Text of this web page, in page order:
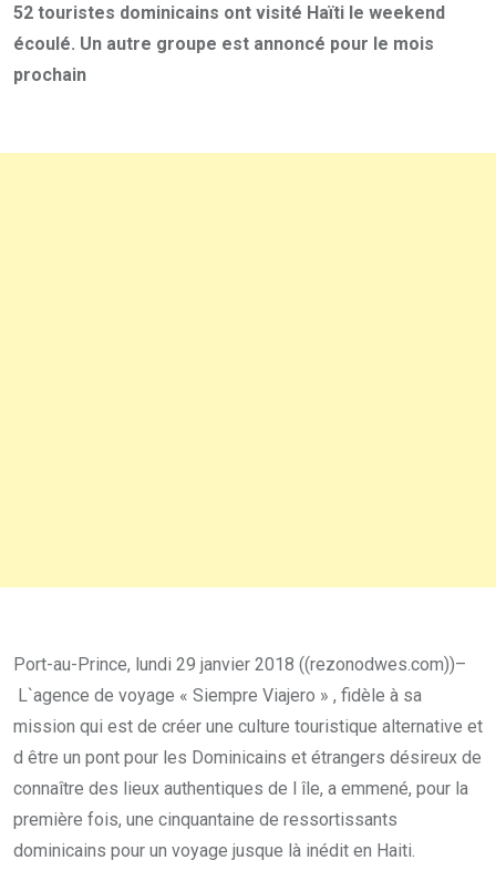
52 touristes dominicains ont visité Haïti le weekend
écoulé. Un autre groupe est annoncé pour le mois
prochain
Port-au-Prince, lundi 29 janvier 2018 ((rezonodwes.com))–
L`agence de voyage « Siempre Viajero » , fidèle à sa
mission qui est de créer une culture touristique alternative et
d être un pont pour les Dominicains et étrangers désireux de
connaître des lieux authentiques de l île, a emmené, pour la
première fois, une cinquantaine de ressortissants
dominicains pour un voyage jusque là inédit en Haiti.